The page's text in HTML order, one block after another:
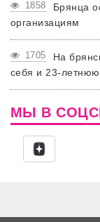
1858
Брянца
организациям
1705
На
себя и 23-
МЫ В